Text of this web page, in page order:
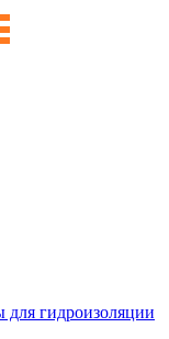
гидроизоляции